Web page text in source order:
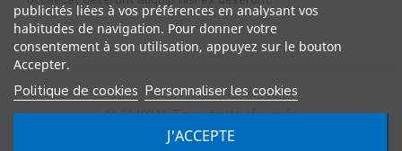
publicités liées à vos préférences en analysant vos
habitudes de navigation. Pour donner votre
consentement à son utilisation, appuyez sur le bouton
Accepter.
Politique de cookies Personnaliser les cookies
J'ACCEPTE
© SLKON. Tous droits réservés